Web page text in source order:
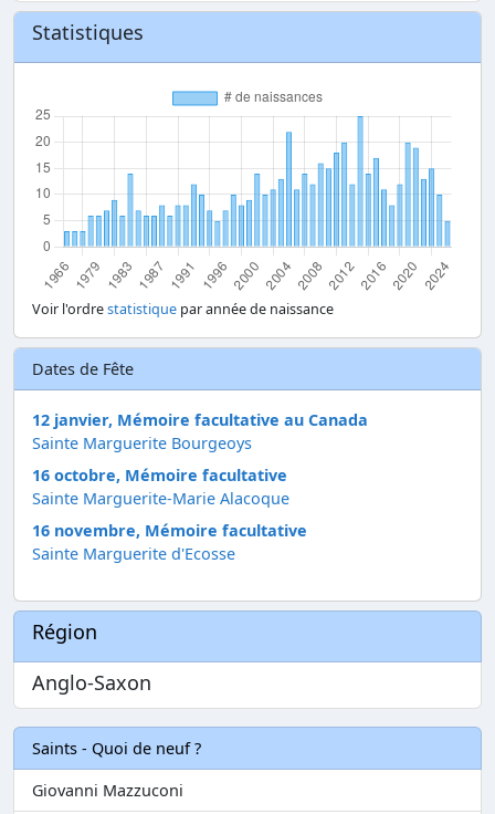
Statistiques
Voir l'ordrestatistique par année de naissance
Dates de Fête
12 janvier, Mémoire facultative au Canada
Sainte Marguerite Bourgeoys
16 octobre, Mémoire facultative
Sainte Marguerite-Marie Alacoque
16 novembre, Mémoire facultative
Sainte Marguerite d'Ecosse
Région
Anglo-Saxon
Saints - Quoi de neuf ?
Giovanni Mazzuconi